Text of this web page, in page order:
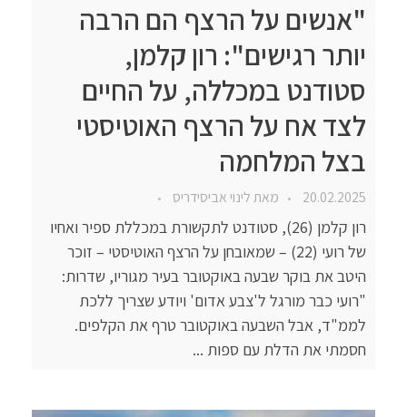
"אנשים על הרצף הם הרבה
יותר רגישים": רון קלמן,
סטודנט במכללה, על החיים
לצד אח על הרצף האוטיסטי
בצל המלחמה
20.02.2025 מאתלינוי אביסידריס
רון קלמן (26), סטודנט לתקשורת במכללת ספיר ואחיו
של רועי (22) – שמאובחן על הרצף האוטיסטי – זוכר
היטב את בוקר שבעה באוקטובר בעיר מגוריו, שדרות:
"רועי כבר מורגל ל'צבע אדום' ויודע שצריך ללכת
לממ"ד, אבל השבעה באוקטובר טרף את הקלפים.
חסמתי את הדלת עם ספות ...